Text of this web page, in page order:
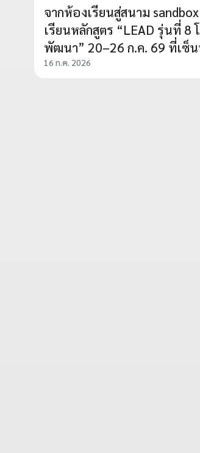
จากห้องเรียนสู่สนาม
เรียนหลักสูตร “LEAD รุ่นที่ 8
พัฒนา” 20–26 ก.ค. 69 ที่เซ็น
16 ก.ค. 2026